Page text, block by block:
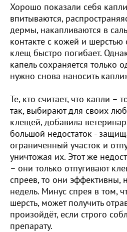
Хорошо показали себя
впитываются,
дермы, накапливаются в
контакте с кожей и
клещ быстро погибает.
капель сохраняется только
нужно снова наносить
Те, кто считает, что капли –
так, выбирают для своих
клещей, добавила
большой недостаток -
ограниченный участок и
уничтожая их. Этот же
– они только отпугивают
спреев, то они эффективны,
недель. Минус спрея в том,
шерсть, может получить
произойдёт, если строго
препарату.